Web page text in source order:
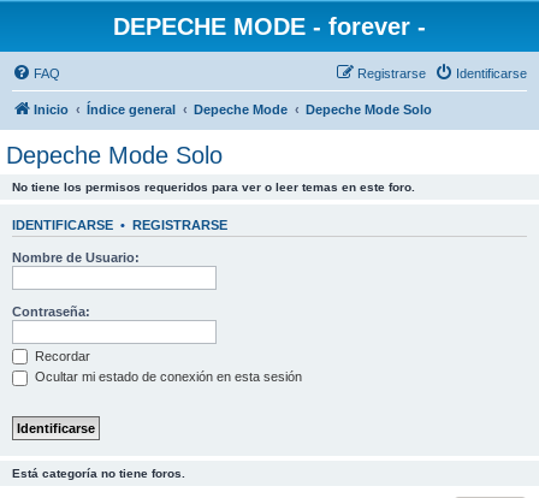
DEPECHE MODE - forever -
FAQ Identificarse
Registrarse
Inicio Índice general Depeche Mode Depeche Mode Solo
Depeche Mode Solo
No tiene los permisos requeridos para ver o leer temas en este foro.
IDENTIFICARSE • REGISTRARSE
Nombre de Usuario:
Contraseña:
Recordar
Ocultar mi estado de conexión en esta sesión
Está categoría no tiene foros.